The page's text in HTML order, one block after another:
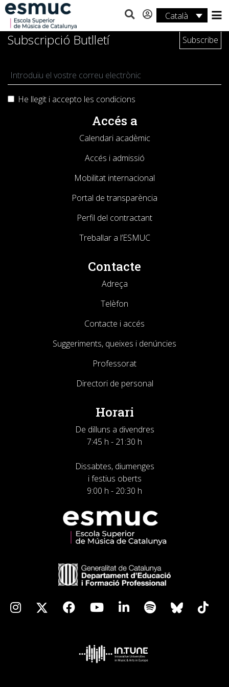
Català
Estudis
Serveis
Activitats
Subscripció Butlletí
He llegit i accepto les condicions
Accés a
Calendari acadèmic
Accés i admissió
Mobilitat internacional
Portal de transparència
Perfil del contractant
Treballar a l’ESMUC
Contacte
Adreça
Telèfon
Contacte i accés
Suggeriments, queixes i denúncies
Professorat
Directori de personal
Horari
De dilluns a divendres
7:45 h - 21:30 h
Dissabtes, diumenges
i festius oberts
9:00 h - 20:30 h